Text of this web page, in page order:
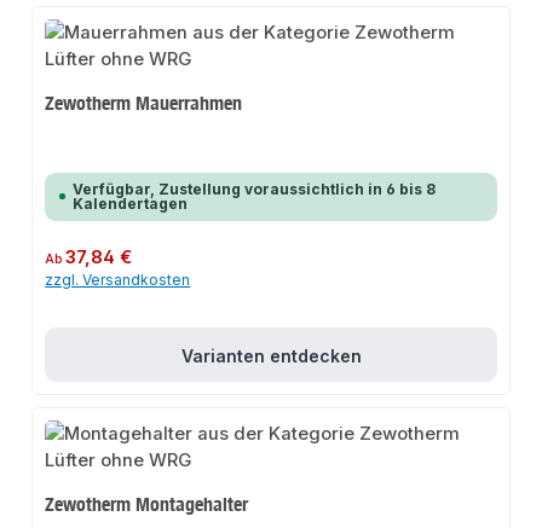
Zewotherm Mauerrahmen
Verfügbar, Zustellung voraussichtlich in 6 bis 8
Kalendertagen
Regulärer Preis:
Ab37,84 €
zzgl. Versandkosten
Varianten entdecken
Zewotherm Montagehalter